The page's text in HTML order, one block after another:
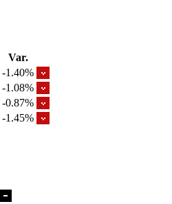
Var.
-1.40%
-1.08%
-0.87%
-1.45%